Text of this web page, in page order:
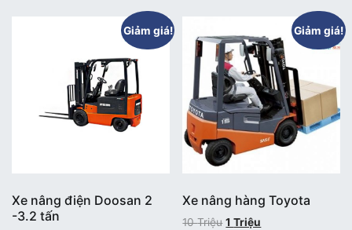
Giảm giá!
Xe nâng điện Doosan 2
-3.2 tấn
Giảm giá!
Xe nâng hàng Toyota
10Triệu 1Triệu